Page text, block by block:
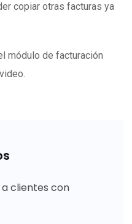
copiar otras facturas ya
módulo de facturación
clientes con